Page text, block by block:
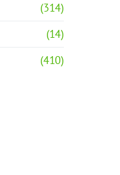
(314)
(14)
(410)